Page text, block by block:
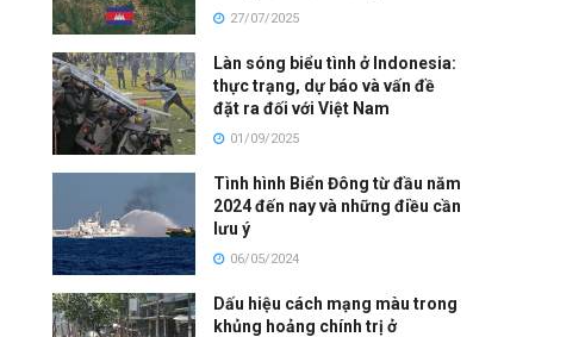
27/07/2025
Làn sóng biểu tình ở Indonesia:
thực trạng, dự báo và vấn đề
đặt ra đối với Việt Nam
01/09/2025
Tình hình Biển Đông từ đầu năm
2024 đến nay và những điều cần
lưu ý
06/05/2024
Dấu hiệu cách mạng màu trong
khủng hoảng chính trị ở